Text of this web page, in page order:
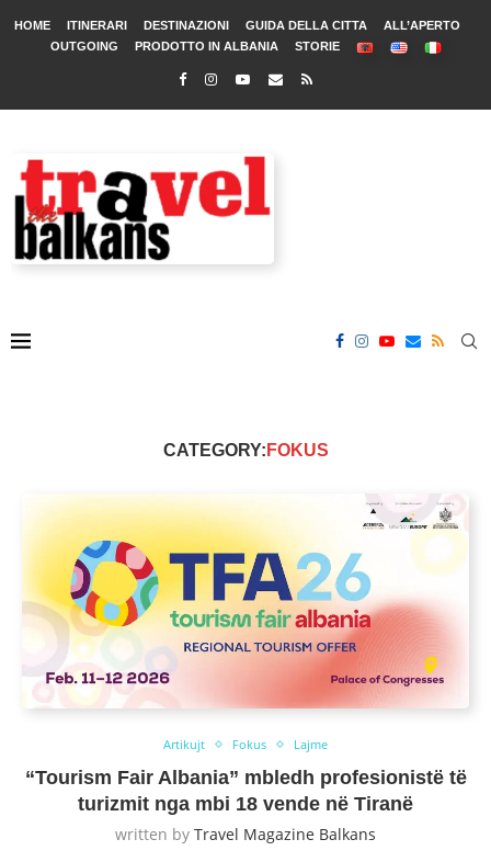
HOME ITINERARI DESTINAZIONI GUIDA DELLA CITTA
ALL’APERTO
OUTGOING
PRODOTTO IN ALBANIA STORIE
CATEGORY: FOKUS
Artikujt Fokus Lajme
“Tourism Fair Albania” mbledh profesionistë të
turizmit nga mbi 18 vende në Tiranë
written by Travel Magazine Balkans